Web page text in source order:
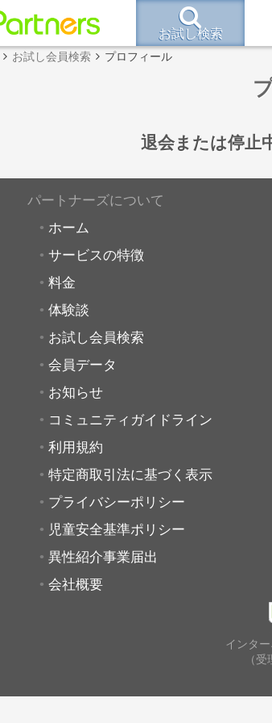
お試し検索
お試し会員検索 プロフィール
退会または停止
パートナーズについて
ホーム
サービスの特徴
料金
体験談
お試し会員検索
会員データ
お知らせ
コミュニティガイドライン
利用規約
特定商取引法に基づく表示
プライバシーポリシー
児童安全基準ポリシー
異性紹介事業届出
会社概要
インタ
（